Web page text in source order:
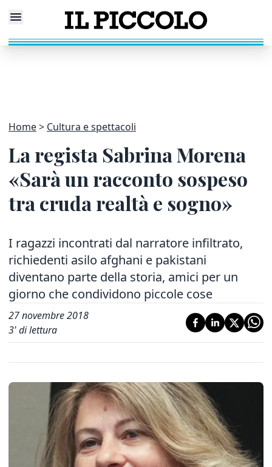
Home Cultura e spettacoli
La regista Sabrina Morena
«Sarà un racconto sospeso
tra cruda realtà e sogno»
I ragazzi incontrati dal narratore infiltrato,
richiedenti asilo afghani e pakistani
diventano parte della storia, amici per un
giorno che condividono piccole cose
27 novembre 2018
3' di lettura